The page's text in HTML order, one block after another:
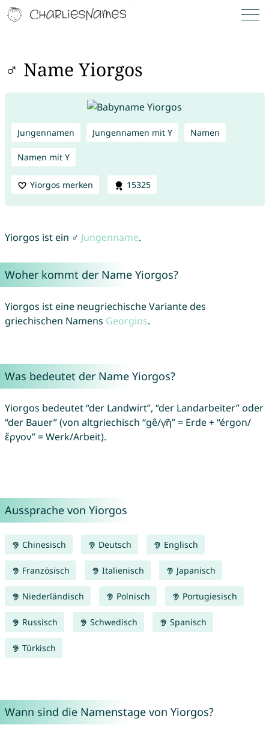
♂ Name Yiorgos
Jungennamen Jungennamen mit Y Namen
Namen mit Y
Yiorgos merken 15325
Yiorgos ist ein ♂ Jungenname.
Woher kommt der Name Yiorgos?
Yiorgos ist eine neugriechische Variante des
griechischen Namens Georgios.
Was bedeutet der Name Yiorgos?
Yiorgos bedeutet “der Landwirt”, “der Landarbeiter” oder
“der Bauer” (von altgriechisch “gê/γῆ” = Erde + “érgon/
ἔργον” = Werk/Arbeit).
Aussprache von Yiorgos
Chinesisch Deutsch Englisch
Französisch Italienisch Japanisch
Niederländisch Polnisch Portugiesisch
Russisch Schwedisch Spanisch
Türkisch
Wann sind die Namenstage von Yiorgos?